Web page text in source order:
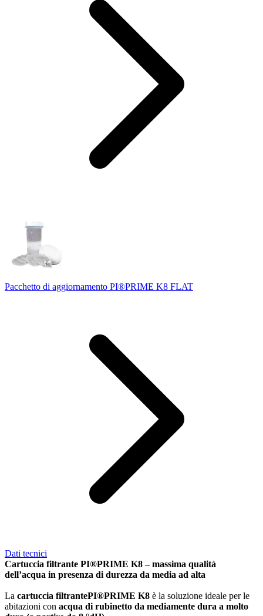
Pacchetto di aggiornamento PI®PRIME K8 FLAT
Dati tecnici
Cartuccia filtrante PI®PRIME K8 – massima qualità
dell’acqua in presenza di durezza da media ad alta
La cartuccia filtrantePI®PRIME K8 è la soluzione ideale per le
abitazioni con acqua di rubinetto da mediamente dura a molto